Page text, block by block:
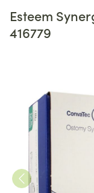
Esteem
416779